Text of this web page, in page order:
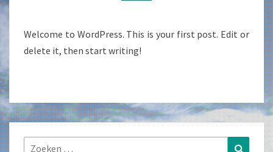
Welcome to WordPress. This is your first post. Edit or
delete it, then start writing!
Zoeken
Zoeken